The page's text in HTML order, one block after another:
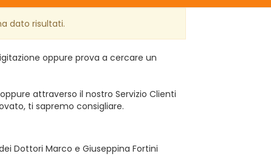
dato risultati.
oppure prova a cercare un
oppure attraverso il nostro Servizio Clienti
ti sapremo consigliare.
Dottori Marco e Giuseppina Fortini